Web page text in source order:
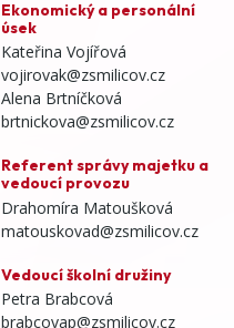
Ekonomický a personální
úsek
Kateřina Vojířová
vojirovak@zsmilicov.cz
Alena Brtníčková
brtnickova@zsmilicov.cz
Referent správy majetku a
vedoucí provozu
Drahomíra Matoušková
matouskovad@zsmilicov.cz
Vedoucí školní družiny
Petra Brabcová
brabcovap@zsmilicov.cz